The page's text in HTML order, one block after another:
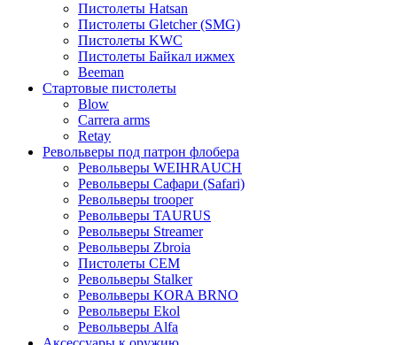
Пистолеты Hatsan
Пистолеты Gletcher (SMG)
Пистолеты KWC
Пистолеты Байкал ижмех
Beeman
Стартовые пистолеты
Blow
Carrera arms
Retay
Револьверы под патрон флобера
Револьверы WEIHRAUCH
Револьверы Сафари (Safari)
Револьверы trooper
Револьверы TAURUS
Револьверы Streamer
Револьверы Zbroia
Пистолеты СЕМ
Револьверы Stalker
Револьверы KORA BRNO
Револьверы Ekol
Револьверы Alfa